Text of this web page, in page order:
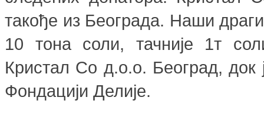
такође из Београда. Наши
10 тона соли, тачније 1т
Кристал Со д.о.о. Београд, док
Фондацији Делије.